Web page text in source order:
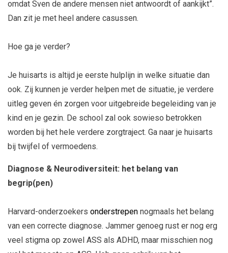
omdat Sven de andere mensen niet antwoordt of aankijkt”.
Dan zit je met heel andere casussen.
Hoe ga je verder?
Je huisarts is altijd je eerste hulplijn in welke situatie dan
ook. Zij kunnen je verder helpen met de situatie, je verdere
uitleg geven én zorgen voor uitgebreide begeleiding van je
kind en je gezin. De school zal ook sowieso betrokken
worden bij het hele verdere zorgtraject. Ga naar je huisarts
bij twijfel of vermoedens.
Diagnose & Neurodiversiteit: het belang van
begrip(pen)
Harvard-onderzoekers onderstrepen nogmaals het belang
van een correcte diagnose. Jammer genoeg rust er nog erg
veel stigma op zowel ASS als ADHD, maar misschien nog